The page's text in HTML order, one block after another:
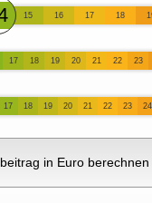
15 16 17 18
17 18 19 20 21 22 23
17 18 19 20 21 22 23 24
in Euro berechnen